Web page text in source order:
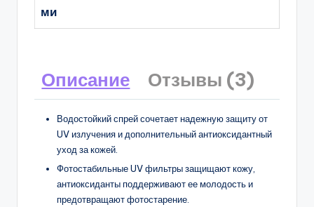
ми
Описание Отзывы (3)
Водостойкий спрей сочетает надежную защиту от
UV излучения и дополнительный антиоксидантный
уход за кожей.
Фотостабильные UV фильтры защищают кожу,
антиоксиданты поддерживают ее молодость и
предотвращают фотостарение.